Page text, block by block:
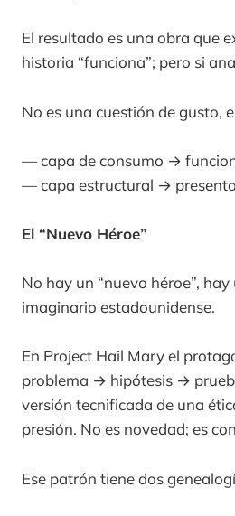
El resultado es una obra que
historia “funciona”; pero si
No es una cuestión de gusto,
— capa de consumo →
— capa estructural →
El “Nuevo Héroe”
No hay un “nuevo héroe”, hay
imaginario estadounidense.
En Project Hail Mary el
problema → hipótesis →
versión tecnificada de una
presión. No es novedad; es
Ese patrón tiene dos